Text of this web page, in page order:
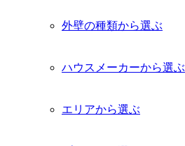
外壁の種類から選ぶ
ハウスメーカーから選ぶ
エリアから選ぶ